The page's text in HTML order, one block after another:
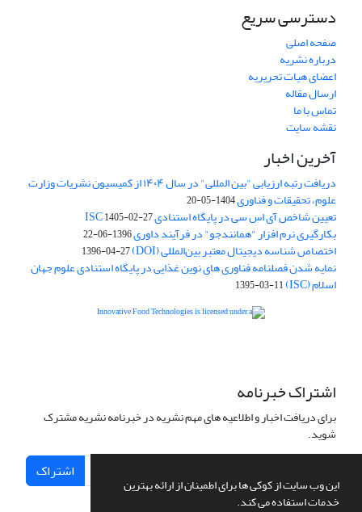
این وب سایت از کوکی ها برای اطمینان از ارائه بهترین
خدمات استفاده می کند.
دسترسی سریع
صفحه اصلی
درباره نشریه
اعضای هیات تحریریه
ارسال مقاله
تماس با ما
نقشه سایت
آخرین اخبار
دریافت رتبه ارزیابی "بین المللی" در سال ۱۴۰۴ از کمیسیون نشریات وزارت
علوم، تحقیقات و فناوری1404-05-20
تعیین شاخص آی اس سی در پایگاه استنادی ISC1405-02-27
بکارگیری نرم افزار "همانندجو" در فرآیند داوری1396-06-22
اختصاص شناسه دیجیتال معتبر بین‌المللی (DOI) 1396-04-27
نمایه شدن فصلنامه فناوری های نوین غذایی در پایگاه استنادی علوم جهان
اسلام (ISC) 1395-03-11
اشتراک خبرنامه
برای دریافت اخبار و اطلاعیه های مهم نشریه در خبرنامه نشریه مشترک
شوید.
اشتراک